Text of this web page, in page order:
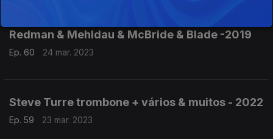
Redman & Mehldau & McBride & Blade -2019
Ep. 60 24 mar. 2023
Steve Turre trombone + vários & muitos - 2022
Ep. 59 23 mar. 2023